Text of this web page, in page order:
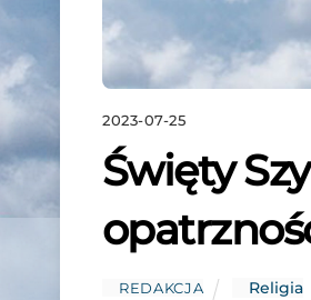
2023-07-25
Święty
REDAKCJA Religia